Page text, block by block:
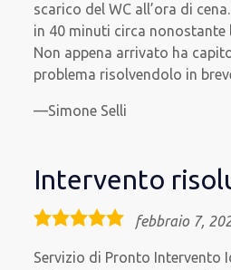
scarico del WC all’ora di
in 40 minuti circa nonostante
Non appena arrivato ha
problema risolvendolo in
Simone Selli
Intervento
5,0
febbraio 7,
Servizio di Pronto Intervento